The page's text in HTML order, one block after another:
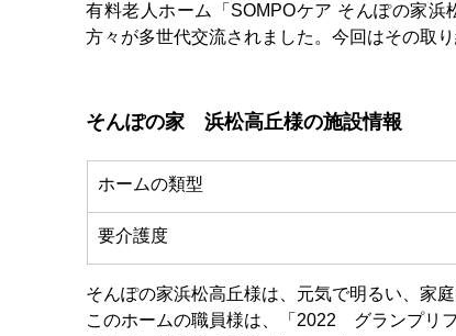
有料老人ホーム「SOMPOケア そんぽの家
方々が多世代交流されました。今回はその取り
そんぽの家　浜松高丘様の施設情報
​ホームの類型
要介護度
そんぽの家浜松高丘様は、元気で明るい、家
このホームの職員様は、「2022　グランプリ